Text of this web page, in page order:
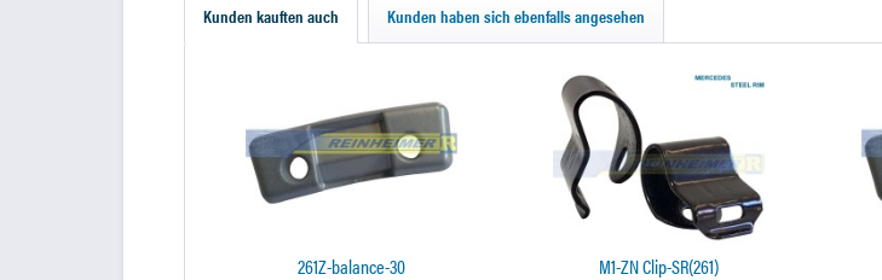
Kunden kauften auch Kunden haben sich ebenfalls angesehen
261Z-balance-30 M1-ZN Clip-SR(261)